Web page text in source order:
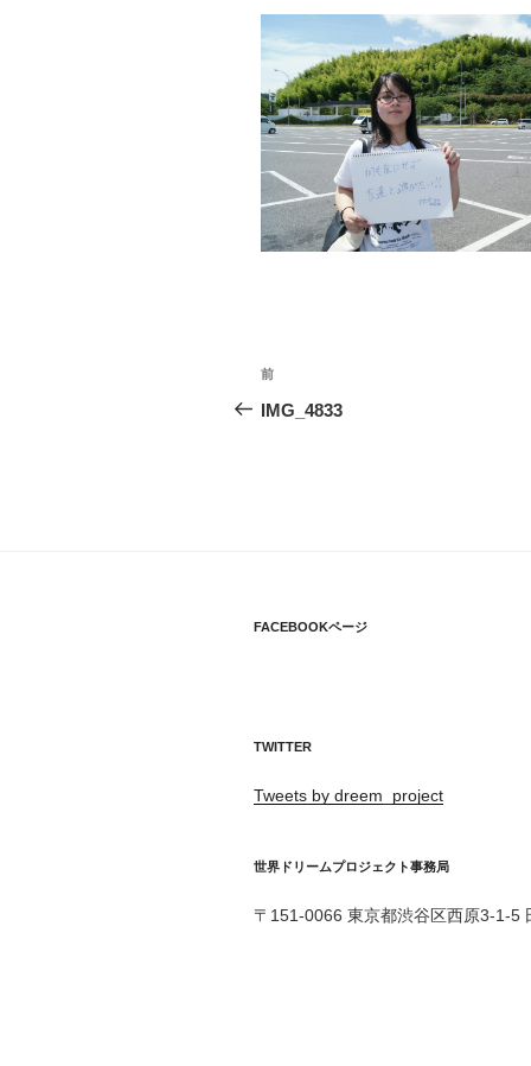
投
稿
シ
過
去
前
IMG_4833
FACEBOOKページ
TWITTER
Tweets by dreem_project
世界ドリームプロジェクト事務局
〒151-0066 東京都渋谷区西原3-1-5